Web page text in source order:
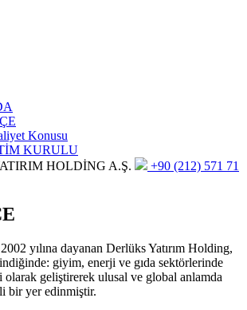
Konusu
KURULU
HOLDİNG A.Ş.
+90 (212) 571 71
yılına dayanan Derlüks Yatırım Holding,
giyim, enerji ve gıda sektörlerinde
geliştirerek ulusal ve global anlamda
bir yer edinmiştir.